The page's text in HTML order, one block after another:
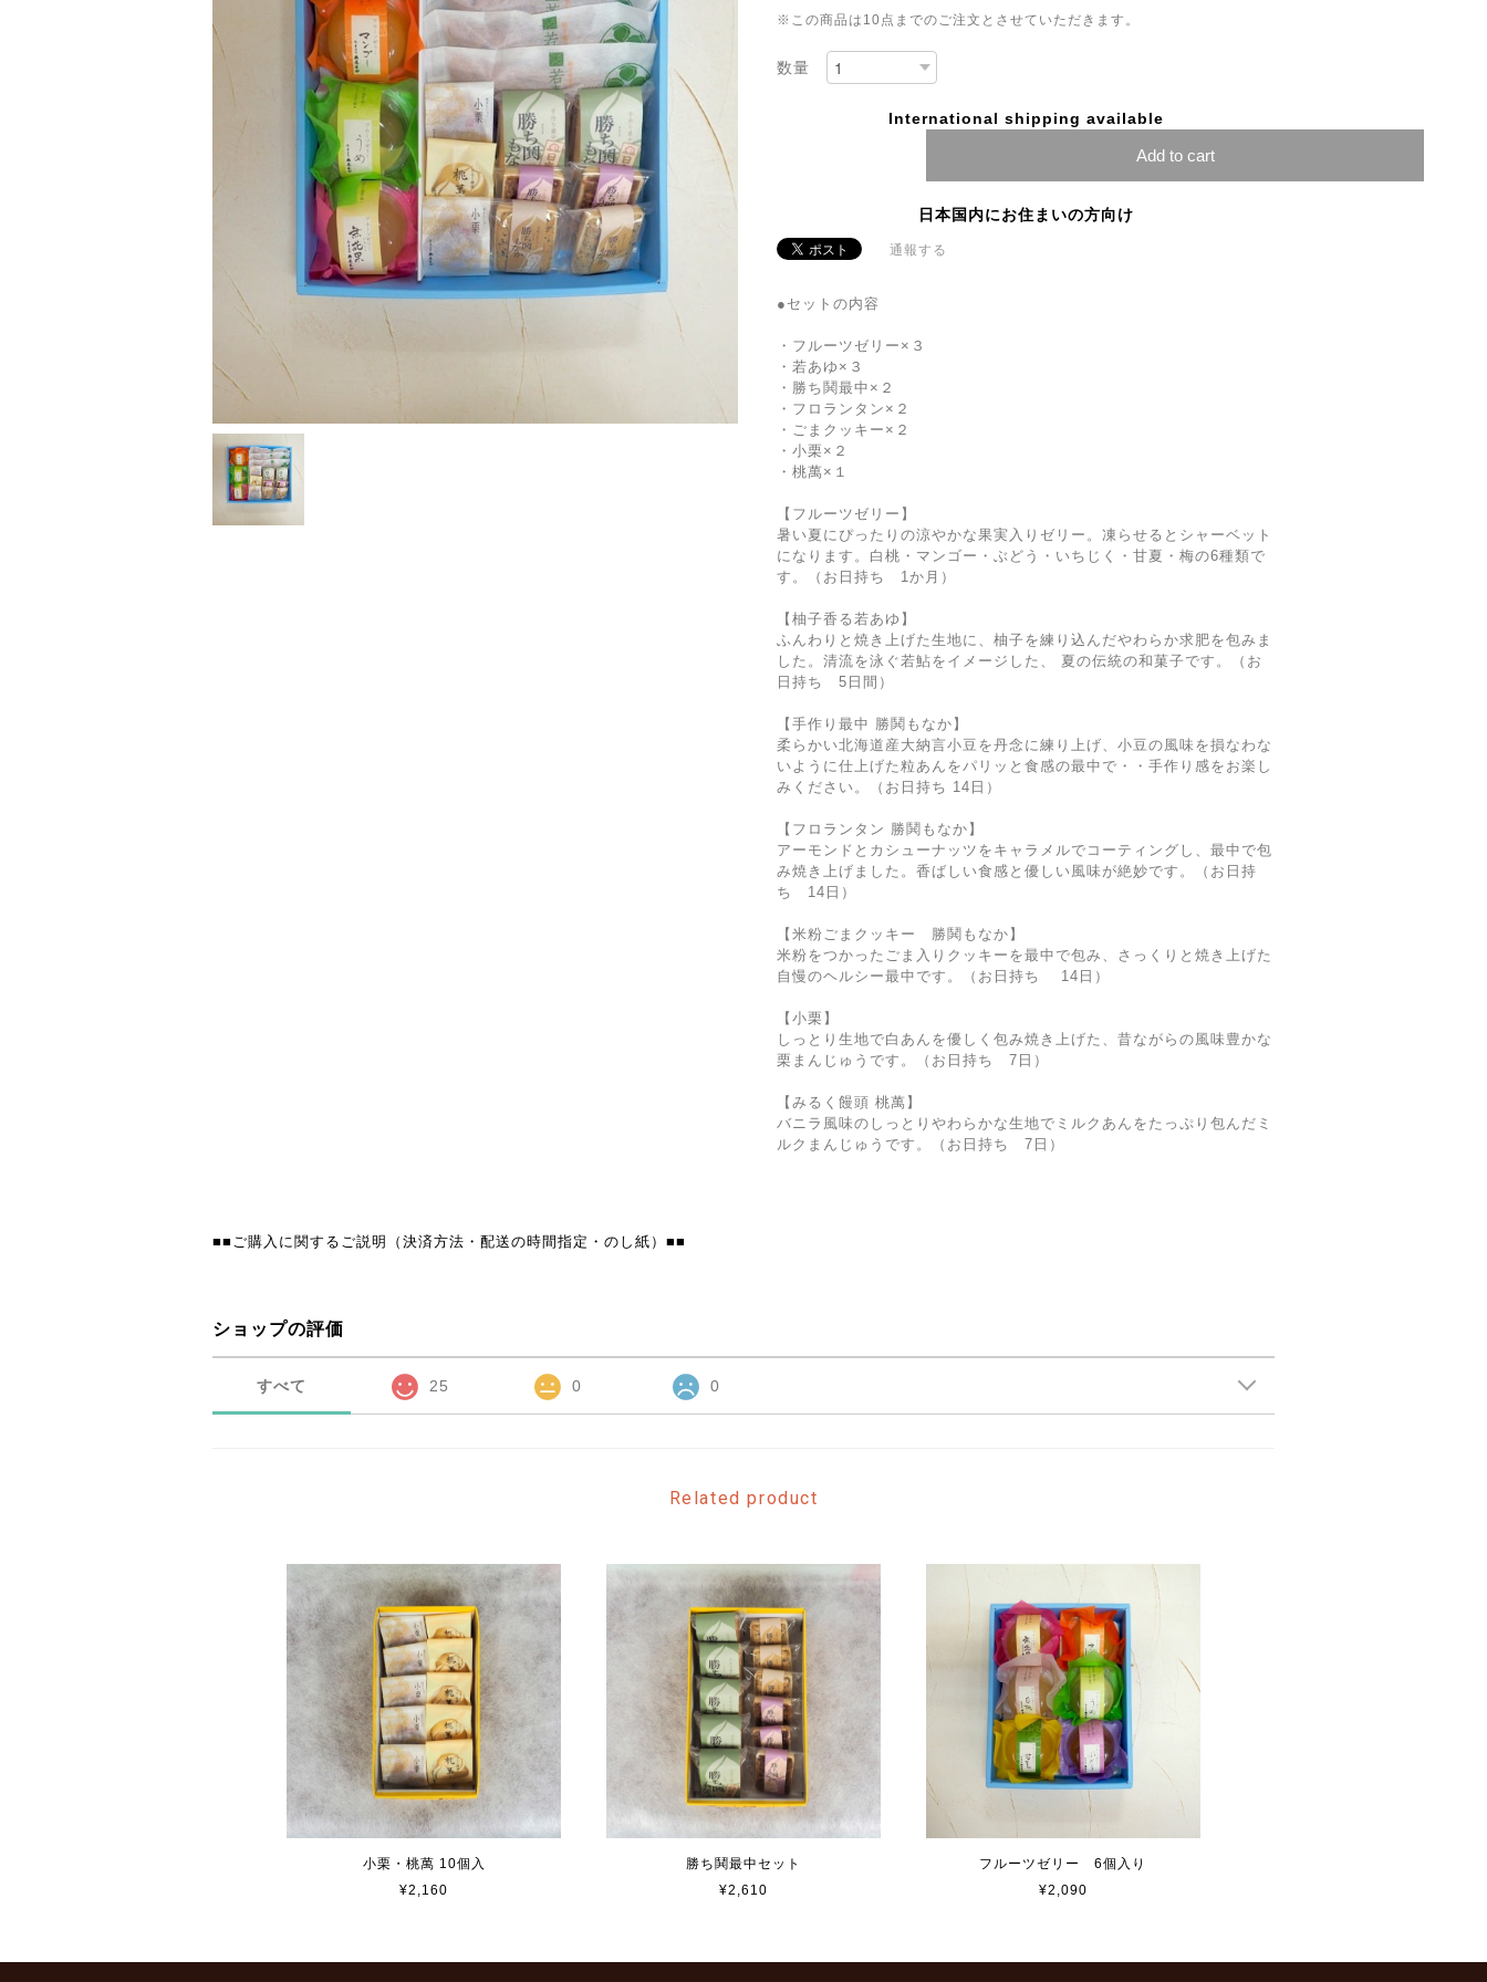
※この商品は10点までのご注文とさせていただきます。
数量
International shipping available
Add to cart
日本国内にお住まいの方向け
通報する
●セットの内容
・フルーツゼリー×３
・若あゆ×３
・勝ち鬨最中×２
・フロランタン×２
・ごまクッキー×２
・小栗×２
・桃萬×１
【フルーツゼリー】
暑い夏にぴったりの涼やかな果実入りゼリー。凍らせるとシャーベット
になります。白桃・マンゴー・ぶどう・いちじく・甘夏・梅の6種類で
す。（お日持ち 1か月）
【柚子香る若あゆ】
ふんわりと焼き上げた生地に、柚子を練り込んだやわらか求肥を包みま
した。清流を泳ぐ若鮎をイメージした、 夏の伝統の和菓子です。（お
日持ち 5日間）
【手作り最中 勝鬨もなか】
柔らかい北海道産大納言小豆を丹念に練り上げ、小豆の風味を損なわな
いように仕上げた粒あんをパリッと食感の最中で・・手作り感をお楽し
みください。（お日持ち 14日）
【フロランタン 勝鬨もなか】
アーモンドとカシューナッツをキャラメルでコーティングし、最中で包
み焼き上げました。香ばしい食感と優しい風味が絶妙です。（お日持
ち 14日）
【米粉ごまクッキー 勝鬨もなか】
米粉をつかったごま入りクッキーを最中で包み、さっくりと焼き上げた
自慢のヘルシー最中です。（お日持ち 14日）
【小栗】
しっとり生地で白あんを優しく包み焼き上げた、昔ながらの風味豊かな
栗まんじゅうです。（お日持ち 7日）
【みるく饅頭 桃萬】
バニラ風味のしっとりやわらかな生地でミルクあんをたっぷり包んだミ
ルクまんじゅうです。（お日持ち 7日）
■■ご購入に関するご説明（決済方法・配送の時間指定・のし紙）■■
ショップの評価
すべて 25 0 0
Related product
小栗・桃萬 10個入
¥2,160
勝ち鬨最中セット
¥2,610
フルーツゼリー 6個入り
¥2,090